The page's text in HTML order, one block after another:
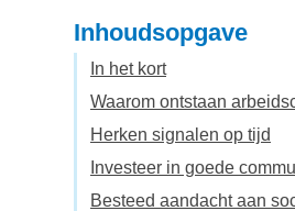
Inhoudsopgave
In het kort
Waarom ontstaan
Herken signalen op tijd
Investeer in goede
Besteed aandacht aan